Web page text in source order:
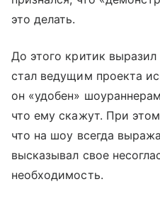
это делать.
До этого критик
стал ведущим проекта
он «удобен»
что ему скажут. При
что на шоу всегда
высказывал свое
необходимость.